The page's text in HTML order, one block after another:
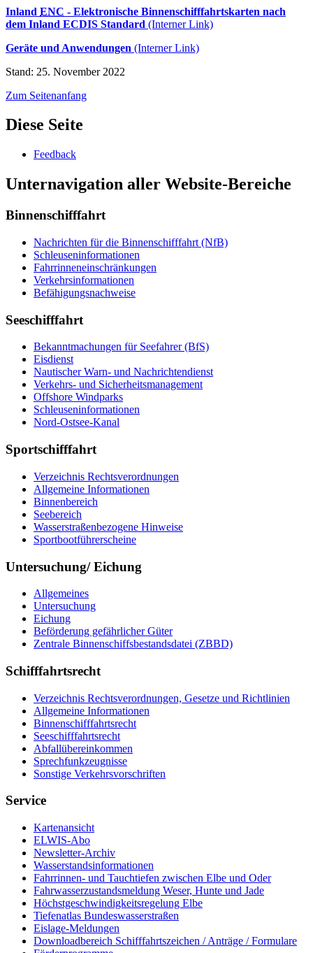
Inland ENC - Elektronische Binnenschifffahrtskarten nach
dem Inland ECDIS Standard (Interner Link)
Geräte und Anwendungen (Interner Link)
Stand: 25. November 2022
Zum Seitenanfang
Diese Seite
Feedback
Unternavigation aller Website-Bereiche
Binnenschifffahrt
Nachrichten für die Binnenschifffahrt (NfB)
Schleuseninformationen
Fahrrinneneinschränkungen
Verkehrsinformationen
Befähigungsnachweise
Seeschifffahrt
Bekanntmachungen für Seefahrer (BfS)
Eisdienst
Nautischer Warn- und Nachrichtendienst
Verkehrs- und Sicherheitsmanagement
Offshore Windparks
Schleuseninformationen
Nord-Ostsee-Kanal
Sportschifffahrt
Verzeichnis Rechtsverordnungen
Allgemeine Informationen
Binnenbereich
Seebereich
Wasserstraßenbezogene Hinweise
Sportbootführerscheine
Untersuchung/ Eichung
Allgemeines
Untersuchung
Eichung
Beförderung gefährlicher Güter
Zentrale Binnenschiffsbestandsdatei (ZBBD)
Schifffahrtsrecht
Verzeichnis Rechtsverordnungen, Gesetze und Richtlinien
Allgemeine Informationen
Binnenschifffahrtsrecht
Seeschifffahrtsrecht
Abfallübereinkommen
Sprechfunkzeugnisse
Sonstige Verkehrsvorschriften
Service
Kartenansicht
ELWIS-Abo
Newsletter-Archiv
Wasserstandsinformationen
Fahrrinnen- und Tauchtiefen zwischen Elbe und Oder
Fahrwasserzustandsmeldung Weser, Hunte und Jade
Höchstgeschwindigkeitsregelung Elbe
Tiefenatlas Bundeswasserstraßen
Eislage-Meldungen
Downloadbereich Schifffahrtszeichen / Anträge / Formulare